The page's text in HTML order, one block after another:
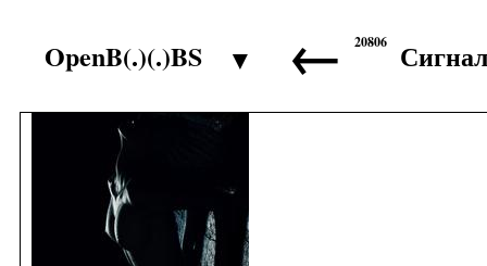
OpenB(.)(.)BS ▼ ← Сигнал
20806
>10226